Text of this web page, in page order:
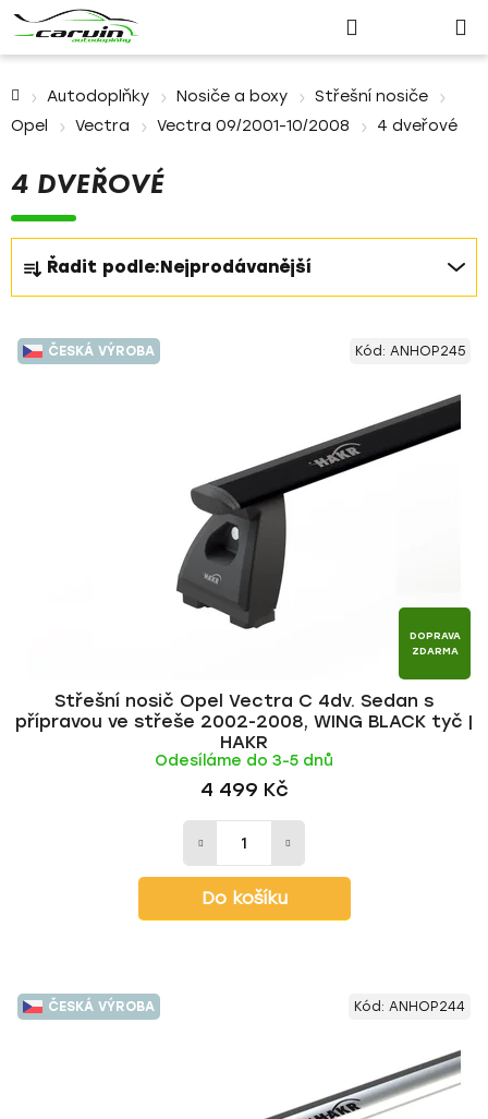
Přihlášení
košík
Autodoplňky Nosiče a boxy
Střešní nosiče
Opel
Vectra Vectra 09/2001-10/2008 4 dveřové
4 DVEŘOVÉ
Ř
a
z
e
n
Řadit podle:Nejprodávanější
V
ý
ČESKÁ VÝROBA
DOPRAVA
ZDARMA
Střešní nosič Opel Vectra C 4dv. Sedan s
přípravou ve střeše 2002-2008, WING BLACK tyč |
HAKR
Odesíláme do 3-5 dnů
4 499 Kč
Do košíku
Kód: ANHOP245
ČESKÁ VÝROBA Kód: ANHOP244